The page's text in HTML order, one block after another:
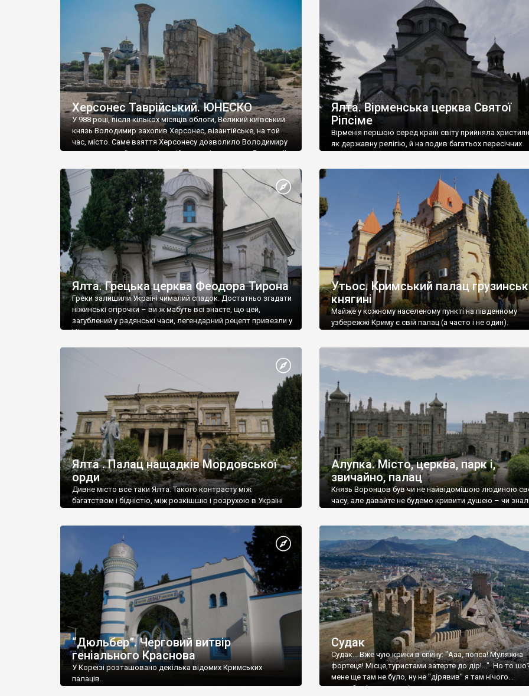
візантійської доби. Раритети викрадені з фондів об’єкту
культурної спадщини ЮНЕСКО «Херсонеса Таврійського».
Офіційно – на виставку «Золото Візантії», але експерти та
влада в Україні вважають це лише […]
називаються «повстяками» (postaki)…” “Вино. Крим
виробляє відмінне вино і його вдосталь: воно все
легке біле і дуже […]
Херсонес Таврійський. ЮНЕСКО
У 988 році, після кількох місяців облоги, Великий київський
князь Володимир захопив Херсонес, візантійське, на той
час, місто. Саме взяття Херсонесу дозволило Володимиру
диктувати свої умови візантійському імператору Василю ІІ,
Херсонесі Володимир-язичник, став Василем-
християнином. А потім було Хрещення Русі. На честь
Херсонесу Таврійського названо місто […]
Ялта. Вірменська церква Святої
Ріпсіме
Вірменія першою серед країн світу прийняла
як державну релігію, й на подив багатьох пересічних
Ялта. Грецька церква Феодора Тирона
Греки залишили Україні чималий спадок. Достатньо згадати
ніжинські огірочки – ви ж мабуть всі знаєте, що цей,
загублений у радянські часи, легендарний рецепт привезли у
Ніжин греки?
Утьос. Кримський палац
княгині
Майже у кожному населеному пункті на південному
узбережжі Криму є свій палац (а часто і не один).
Ялта . Палац нащадків Мордовської
орди
Дивне місто все таки Ялта. Такого контрасту між
багатством і бідністю, між розкішшю і розрухою в Україні
Алупка. Місто, церква, парк і,
звичайно, палац
Князь Воронцов був чи не найвідомішою людиною
часу, але давайте не будемо кривити душею – чи
“Дюльбер”. Черговий витвір
геніального Краснова
У Кореїзі розташовано декілька відомих Кримських
палаців.
Судак
Судак... Вже чую крики в спину: "Ааа, попса! Муляжна
фортеця! Місце,туристами затерте до дір!..." Но то
мене ще там не було, ну не "дірявив" я там нічого...
принаймні до цього літа.